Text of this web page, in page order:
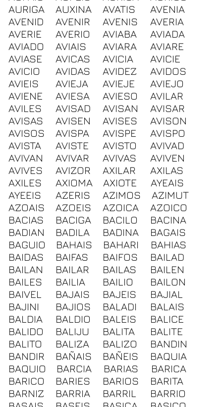
AURIGA
AUXINA AVATIS
AVENIA
AVENID
AVENIR AVENIS
AVERIA
AVERIE
AVERIO AVIABA
AVIADA
AVIADO
AVIAIS AVIARA
AVIARE
AVIASE
AVICAS AVICIA
AVICIE
AVICIO
AVIDAS AVIDEZ
AVIDOS
AVIEIS
AVIEJA AVIEJE
AVIEJO
AVIENE
AVIESA AVIESO
AVILAR
AVILES
AVISAD AVISAN
AVISAR
AVISAS
AVISEN AVISES
AVISON
AVISOS
AVISPA AVISPE
AVISPO
AVISTA
AVISTE AVISTO
AVIVAD
AVIVAN
AVIVAR AVIVAS
AVIVEN
AVIVES
AVIZOR AXILAR
AXILAS
AXILES
AXIOMA AXIOTE
AYEAIS
AYEEIS
AZERIS AZIMOS
AZIMUT
AZOAIS
AZOEIS AZOICA
AZOICO
BACIAS
BACIGA BACILO
BACINA
BADIAN
BADILA BADINA
BAGAIS
BAGUIO
BAHAIS BAHARI
BAHIAS
BAIDAS
BAIFAS BAIFOS
BAILAD
BAILAN
BAILAR BAILAS
BAILEN
BAILES
BAILIA BAILIO
BAILON
BAIVEL
BAJAIS BAJEIS
BAJIAL
BAJINI
BAJIOS BALADI
BALAIS
BALDIA
BALDIO BALEIS
BALICE
BALIDO
BALIJU BALITA
BALITE
BALITO
BALIZA BALIZO
BANDIN
BANDIR
BAÑAIS BAÑEIS
BAQUIA
BAQUIO
BARCIA BARIAS
BARICA
BARICO
BARIES BARIOS
BARITA
BARNIZ
BARRIA BARRIL
BARRIO